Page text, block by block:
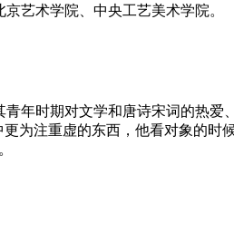
艺术学院、中央工艺美术学院。
年时期对文学和唐诗宋词的热
为注重虚的东西，他看对象的